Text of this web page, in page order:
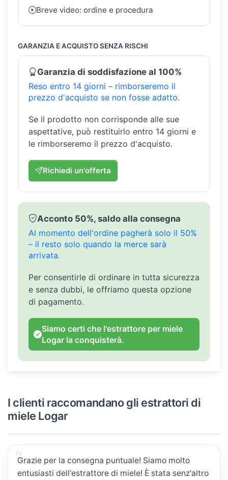
Breve video: ordine e procedura
GARANZIA E ACQUISTO SENZA RISCHI
Garanzia di soddisfazione al 100%
Reso entro 14 giorni – rimborseremo il
prezzo d'acquisto se non fosse adatto.
Se il prodotto non corrisponde alle sue
aspettative, può restituirlo entro 14 giorni e
le rimborseremo il prezzo d'acquisto.
Richiedi un'offerta
Acconto 50%, saldo alla consegna
Al momento dell'ordine pagherà solo il 50%
– il resto solo quando la merce sarà
arrivata.
Per consentirle di ordinare in tutta sicurezza
e senza dubbi, le offriamo questa opzione
di pagamento.
Siamo certi che l'estrattore per miele
Logar la conquisterà.
I clienti raccomandano gli estrattori di
miele Logar
Grazie per la consegna puntuale! Siamo molto
entusiasti dell'estrattore di miele! È stata senz'altro